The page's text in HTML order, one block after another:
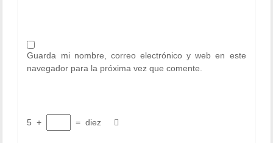
Guarda mi nombre, correo electrónico y web en este
navegador para la próxima vez que comente.
5 + = diez